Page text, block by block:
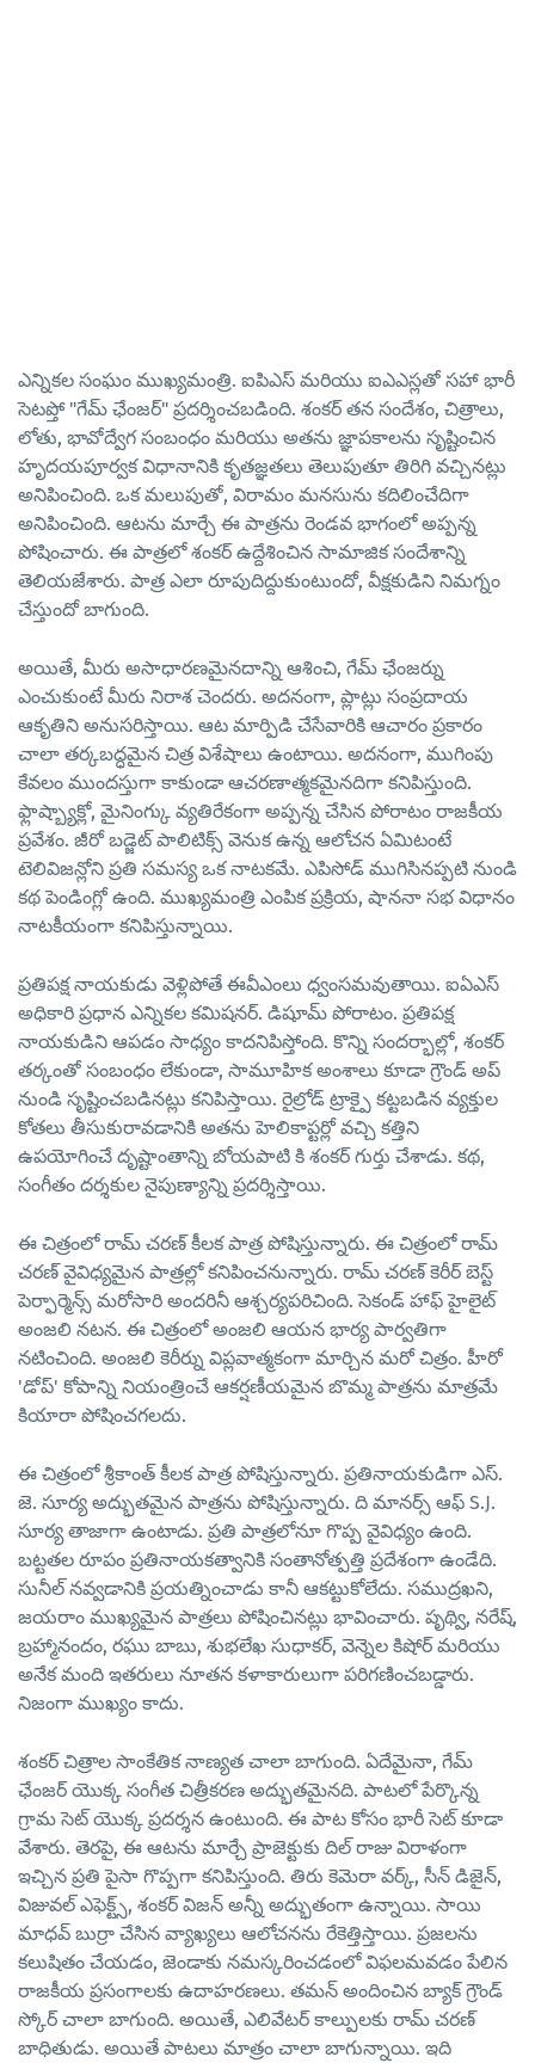
ఎన్నికల సంఘం ముఖ్యమంత్రి. ఐపిఎస్ మరియు ఐఎఎస్లతో సహా భారీ
సెటప్తో "గేమ్ ఛేంజర్" ప్రదర్శించబడింది. శంకర్ తన సందేశం, చిత్రాలు,
లోతు, భావోద్వేగ సంబంధం మరియు అతను జ్ఞాపకాలను సృష్టించిన
హృదయపూర్వక విధానానికి కృతజ్ఞతలు తెలుపుతూ తిరిగి వచ్చినట్లు
అనిపించింది. ఒక మలుపుతో, విరామం మనసును కదిలించేదిగా
అనిపించింది. ఆటను మార్చే ఈ పాత్రను రెండవ భాగంలో అప్పన్న
పోషించారు. ఈ పాత్రలో శంకర్ ఉద్దేశించిన సామాజిక సందేశాన్ని
తెలియజేశారు. పాత్ర ఎలా రూపుదిద్దుకుంటుందో, వీక్షకుడిని నిమగ్నం
చేస్తుందో బాగుంది.
అయితే, మీరు అసాధారణమైనదాన్ని ఆశించి, గేమ్ ఛేంజర్ను
ఎంచుకుంటే మీరు నిరాశ చెందరు. అదనంగా, ప్లాట్లు సంప్రదాయ
ఆకృతిని అనుసరిస్తాయి. ఆట మార్పిడి చేసేవారికి ఆచారం ప్రకారం
చాలా తర్కబద్ధమైన చిత్ర విశేషాలు ఉంటాయి. అదనంగా, ముగింపు
కేవలం ముందస్తుగా కాకుండా ఆచరణాత్మకమైనదిగా కనిపిస్తుంది.
ఫ్లాష్బ్యాక్లో, మైనింగ్కు వ్యతిరేకంగా అప్పన్న చేసిన పోరాటం రాజకీయ
ప్రవేశం. జీరో బడ్జెట్ పాలిటిక్స్ వెనుక ఉన్న ఆలోచన ఏమిటంటే
టెలివిజన్లోని ప్రతి సమస్య ఒక నాటకమే. ఎపిసోడ్ ముగిసినప్పటి నుండి
కథ పెండింగ్లో ఉంది. ముఖ్యమంత్రి ఎంపిక ప్రక్రియ, షాననా సభ విధానం
నాటకీయంగా కనిపిస్తున్నాయి.
ప్రతిపక్ష నాయకుడు వెళ్లిపోతే ఈవీఎంలు ధ్వంసమవుతాయి. ఐఏఎస్
అధికారి ప్రధాన ఎన్నికల కమిషనర్. డిషూమ్ పోరాటం. ప్రతిపక్ష
నాయకుడిని ఆపడం సాధ్యం కాదనిపిస్తోంది. కొన్ని సందర్భాల్లో, శంకర్
తర్కంతో సంబంధం లేకుండా, సామూహిక అంశాలు కూడా గ్రౌండ్ అప్
నుండి సృష్టించబడినట్లు కనిపిస్తాయి. రైల్రోడ్ ట్రాక్పై కట్టబడిన వ్యక్తుల
కోతలు తీసుకురావడానికి అతను హెలికాప్టర్లో వచ్చి కత్తిని
ఉపయోగించే దృష్టాంతాన్ని బోయపాటి కి శంకర్ గుర్తు చేశాడు. కథ,
సంగీతం దర్శకుల నైపుణ్యాన్ని ప్రదర్శిస్తాయి.
ఈ చిత్రంలో రామ్ చరణ్ కీలక పాత్ర పోషిస్తున్నారు. ఈ చిత్రంలో రామ్
చరణ్ వైవిధ్యమైన పాత్రల్లో కనిపించనున్నారు. రామ్ చరణ్ కెరీర్ బెస్ట్
పెర్ఫార్మెన్స్ మరోసారి అందరినీ ఆశ్చర్యపరిచింది. సెకండ్ హాఫ్ హైలైట్
అంజలి నటన. ఈ చిత్రంలో అంజలి ఆయన భార్య పార్వతిగా
నటించింది. అంజలి కెరీర్ను విప్లవాత్మకంగా మార్చిన మరో చిత్రం. హీరో
'డోప్' కోపాన్ని నియంత్రించే ఆకర్షణీయమైన బొమ్మ పాత్రను మాత్రమే
కియారా పోషించగలదు.
ఈ చిత్రంలో శ్రీకాంత్ కీలక పాత్ర పోషిస్తున్నారు. ప్రతినాయకుడిగా ఎస్.
జె. సూర్య అద్భుతమైన పాత్రను పోషిస్తున్నారు. ది మానర్స్ ఆఫ్ S.J.
సూర్య తాజాగా ఉంటాడు. ప్రతి పాత్రలోనూ గొప్ప వైవిధ్యం ఉంది.
బట్టతల రూపం ప్రతినాయకత్వానికి సంతానోత్పత్తి ప్రదేశంగా ఉండేది.
సునీల్ నవ్వడానికి ప్రయత్నించాడు కానీ ఆకట్టుకోలేదు. సముద్రఖని,
జయరాం ముఖ్యమైన పాత్రలు పోషించినట్లు భావించారు. పృథ్వి, నరేష్,
బ్రహ్మానందం, రఘు బాబు, శుభలేఖ సుధాకర్, వెన్నెల కిషోర్ మరియు
అనేక మంది ఇతరులు నూతన కళాకారులుగా పరిగణించబడ్డారు.
నిజంగా ముఖ్యం కాదు.
శంకర్ చిత్రాల సాంకేతిక నాణ్యత చాలా బాగుంది. ఏదేమైనా, గేమ్
ఛేంజర్ యొక్క సంగీత చిత్రీకరణ అద్భుతమైనది. పాటలో పేర్కొన్న
గ్రామ సెట్ యొక్క ప్రదర్శన ఉంటుంది. ఈ పాట కోసం భారీ సెట్ కూడా
వేశారు. తెరపై, ఈ ఆటను మార్చే ప్రాజెక్టుకు దిల్ రాజు విరాళంగా
ఇచ్చిన ప్రతి పైసా గొప్పగా కనిపిస్తుంది. తిరు కెమెరా వర్క్, సీన్ డిజైన్,
విజువల్ ఎఫెక్ట్స్, శంకర్ విజన్ అన్నీ అద్భుతంగా ఉన్నాయి. సాయి
మాధవ్ బుర్రా చేసిన వ్యాఖ్యలు ఆలోచనను రేకెత్తిస్తాయి. ప్రజలను
కలుషితం చేయడం, జెండాకు నమస్కరించడంలో విఫలమవడం పేలిన
రాజకీయ ప్రసంగాలకు ఉదాహరణలు. తమన్ అందించిన బ్యాక్ గ్రౌండ్
స్కోర్ చాలా బాగుంది. అయితే, ఎలివేటర్ కాల్పులకు రామ్ చరణ్
బాధితుడు. అయితే పాటలు మాత్రం చాలా బాగున్నాయి. ఇది